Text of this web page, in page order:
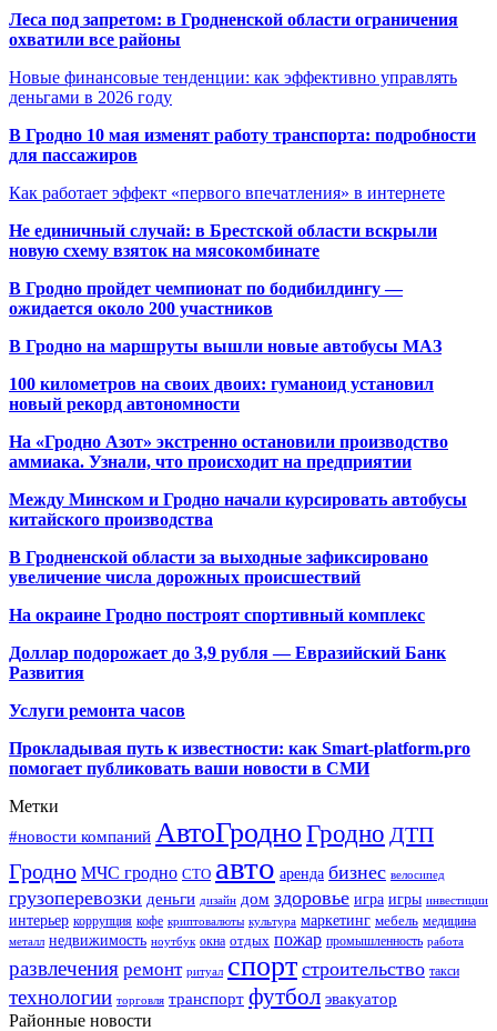
Леса под запретом: в Гродненской области ограничения
охватили все районы
Новые финансовые тенденции: как эффективно управлять
деньгами в 2026 году
В Гродно 10 мая изменят работу транспорта: подробности
для пассажиров
Как работает эффект «первого впечатления» в интернете
Не единичный случай: в Брестской области вскрыли
новую схему взяток на мясокомбинате
В Гродно пройдет чемпионат по бодибилдингу —
ожидается около 200 участников
В Гродно на маршруты вышли новые автобусы МАЗ
100 километров на своих двоих: гуманоид установил
новый рекорд автономности
На «Гродно Азот» экстренно остановили производство
аммиака. Узнали, что происходит на предприятии
Между Минском и Гродно начали курсировать автобусы
китайского производства
В Гродненской области за выходные зафиксировано
увеличение числа дорожных происшествий
На окраине Гродно построят спортивный комплекс
Доллар подорожает до 3,9 рубля — Евразийский Банк
Развития
Услуги ремонта часов
Прокладывая путь к известности: как Smart-platform.pro
помогает публиковать ваши новости в СМИ
Метки
#новости компаний АвтоГродноГродно ДТП
Гродно МЧС гродно СТО авто аренда бизнес велосипед
грузоперевозки деньги дизайн дом здоровье игра игры инвестиции
интерьер коррупция кофе криптовалюты культура маркетинг мебель медицина
металл недвижимость ноутбук окна отдых пожар промышленность работа
развлечения ремонт ритуал спорт строительство такси
технологии торговля транспорт футбол эвакуатор
Районные новости